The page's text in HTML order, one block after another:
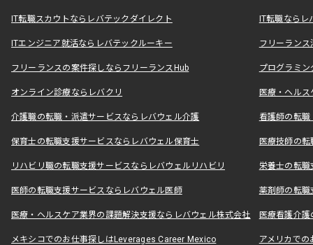
IT転職スカウトならレバテックダイレクト IT転職なら
ITエンジニア就活ならレバテックルーキー フリーラン
フリーランスの案件探しならフリーランスHub プログラミ
オンライン診療ならレバクリ 医療・ヘル
介護職の転職・派遣サービスならレバウェル介護 看護師の転
保育士の転職支援サービスならレバウェル保育士 医療技師の
リハビリ職の転職支援サービスならレバウェルリハビリ 栄養士の転
医師の転職支援サービスならレバウェル医師 薬剤師の転
医療・ヘルスケア業界の課題解決支援ならレバウェル株式会社 医療看護介
メキシコでのお仕事探しはLeverages Career Mexico アメリカで